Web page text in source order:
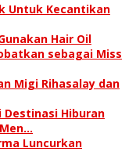
Untuk Kecantikan
Hair Oil
sebagai Miss
Migi Rihasalay dan
Destinasi Hiburan
Luncurkan